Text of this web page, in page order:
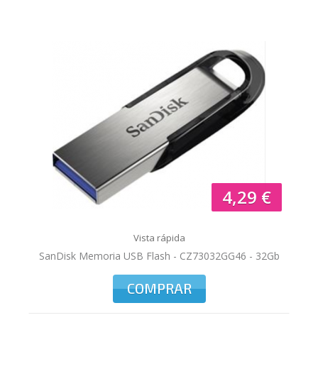
Vista rápida
4,29 €
SanDisk Memoria USB Flash - CZ73032GG46 - 32Gb
COMPRAR